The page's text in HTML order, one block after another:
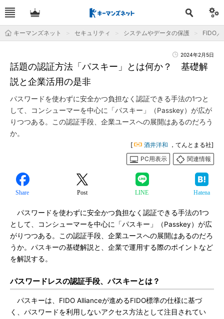
キーマンズネット セキュリティ システムやデータの保護 FIDO
2024年2月5日
話題の認証方法「パスキー」とは何か？ 基礎解
説と企業活用の是非
パスワードを使わずに安全かつ負担なく認証できる手法の1つと
して、コンシューマーを中心に「パスキー」（Passkey）が広が
りつつある。この認証手段、企業ユースへの展開はあるのだろう
か。
[ 酒井洋和 ，てんとまる社]
PC用表示
関連情報
Share Post LINE Hatena
パスワードを使わずに安全かつ負担なく認証できる手法の1つ
として、コンシューマーを中心に「パスキー」（Passkey）が広
がりつつある。この認証手段、企業ユースへの展開はあるのだろ
うか。パスキーの基礎解説と、企業で運用する際のポイントなど
を解説する。
パスワードレスの認証手段、パスキーとは？
パスキーは、FIDO Allianceが進めるFIDO標準の仕様に基づ
く、パスワードを利用しないアクセス方法として注目されてい